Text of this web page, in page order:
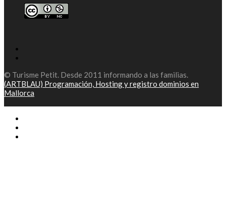
© Turisme Petit. Desde 2011 informando a las familias.
(ARTBLAU) Programación, Hosting y registro dominios en
Mallorca